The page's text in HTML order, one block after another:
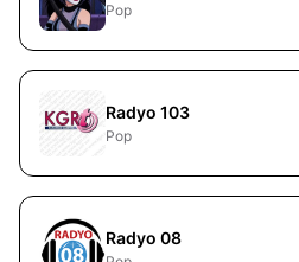
Pop
Radyo 103
Pop
Radyo 08